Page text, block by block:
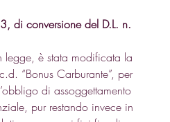
di conversione del D.L. n.
legge, è stata modificata la
“Bonus Carburante”, per
di assoggettamento
pur restando invece in